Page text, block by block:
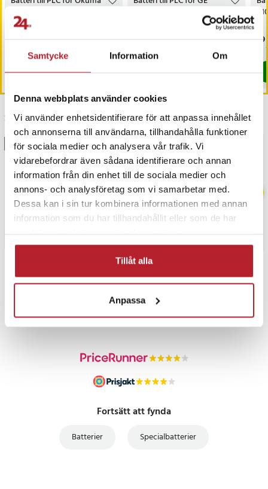
Samtycke Information Om
Denna webbplats använder cookies
Vi använder enhetsidentifierare för att anpassa innehållet
och annonserna till användarna, tillhandahålla funktioner
för sociala medier och analysera vår trafik. Vi
vidarebefordrar även sådana identifierare och annan
information från din enhet till de sociala medier och
annons- och analysföretag som vi samarbetar med.
Dessa kan i sin tur kombinera informationen med annan
information som du har tillhandahållit eller som de har
Tillåt alla
Anpassa
OSP-200, OSP-P200M
Kommer i lager 2026-08-28
Köp
programmable logic
Varan finns i vårt fjärrlager, förväntas
Senast besökta
BÄSTSÄLJARE BÄSTSÄLJARE
Fortsätt att fynda
Batterier Specialbatterier